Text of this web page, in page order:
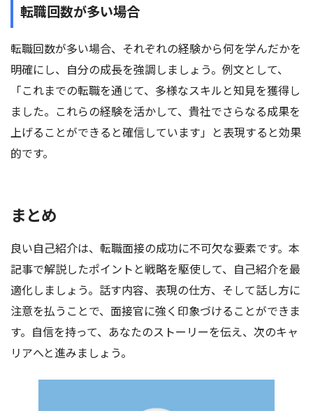
転職回数が多い場合
転職回数が多い場合、それぞれの経験から何を学んだかを
明確にし、自分の成長を強調しましょう。例文として、
「これまでの転職を通じて、多様なスキルと知見を獲得し
ました。これらの経験を活かして、貴社でさらなる成果を
上げることができると確信しています」と表現すると効果
的です。
まとめ
良い自己紹介は、転職面接の成功に不可欠な要素です。本
記事で解説したポイントと戦略を駆使して、自己紹介を最
適化しましょう。話す内容、表現の仕方、そして話し方に
注意を払うことで、面接官に強く印象づけることができま
す。自信を持って、あなたのストーリーを伝え、次のキャ
リアへと進みましょう。